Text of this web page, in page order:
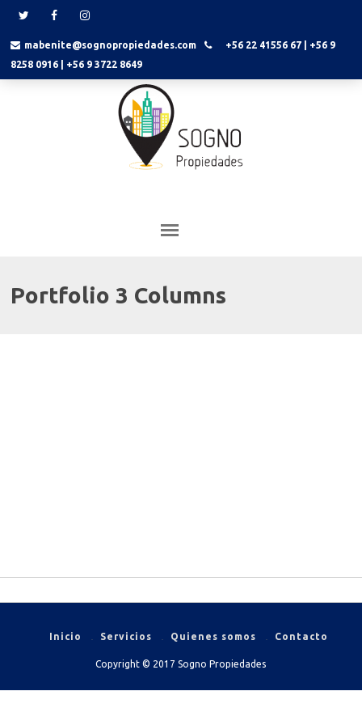
mabenite@sognopropiedades.com
+56 22 41556 67 | +56 9
8258 0916 | +56 9 3722 8649
Portfolio 3 Columns
Inicio Servicios Quienes somos Contacto
Copyright © 2017 Sogno Propiedades